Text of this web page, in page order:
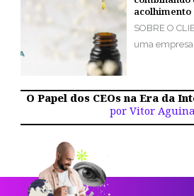
acolhimento
SOBRE O
uma
O Papel dos CEOs na Era da
por Vitor